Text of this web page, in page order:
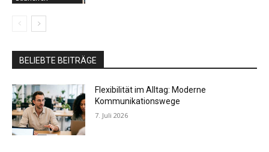
BELIEBTE BEITRÄGE
Flexibilität im Alltag: Moderne
Kommunikationswege
7. Juli 2026